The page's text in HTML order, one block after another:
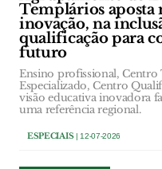
Templários aposta
inovação, na
qualificação para
futuro
Ensino profissional, Centro
Especializado, Centro
visão educativa inovadora
uma referência regional.
ESPECIAIS| 12-07-2026